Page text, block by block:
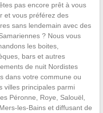
pas encore prêt à vous
et vous préférez des
sans lendemain avec des
? Nous vous
les boites,
bars et autres
de nuit Nordistes
dans votre commune ou
villes principales parmi
Péronne, Roye, Salouël,
les-Bains et diffusant de